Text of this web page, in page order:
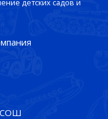
детских садов и
СОШ